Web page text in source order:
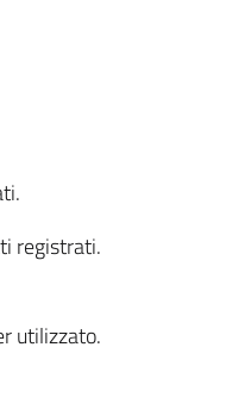
registrati.
utilizzato.